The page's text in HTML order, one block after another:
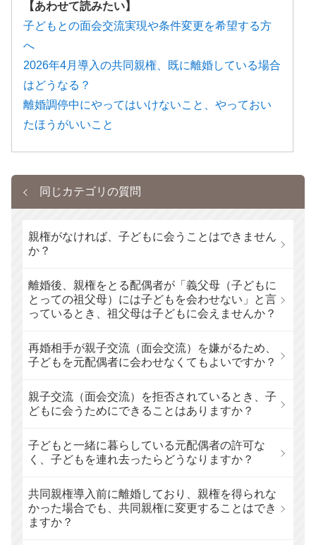
【あわせて読みたい】
子どもとの面会交流実現や条件変更を希望する方
へ
2026年4月導入の共同親権、既に離婚している場合
はどうなる？
離婚調停中にやってはいけないこと、やっておい
たほうがいいこと
同じカテゴリの質問
親権がなければ、子どもに会うことはできません
か？
離婚後、親権をとる配偶者が「義父母（子どもに
とっての祖父母）には子どもを会わせない」と言
っているとき、祖父母は子どもに会えませんか？
再婚相手が親子交流（面会交流）を嫌がるため、
子どもを元配偶者に会わせなくてもよいですか？
親子交流（面会交流）を拒否されているとき、子
どもに会うためにできることはありますか？
子どもと一緒に暮らしている元配偶者の許可な
く、子どもを連れ去ったらどうなりますか？
共同親権導入前に離婚しており、親権を得られな
かった場合でも、共同親権に変更することはでき
ますか？